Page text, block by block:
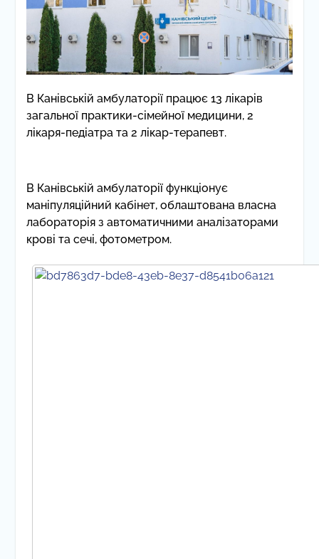
В Канівській амбулаторії працює 13 лікарів
загальної практики-сімейної медицини, 2
лікаря-педіатра та 2 лікар-терапевт.
В Канівській амбулаторії функціонує
маніпуляційний кабінет, облаштована власна
лабораторія з автоматичними аналізаторами
крові та сечі, фотометром.